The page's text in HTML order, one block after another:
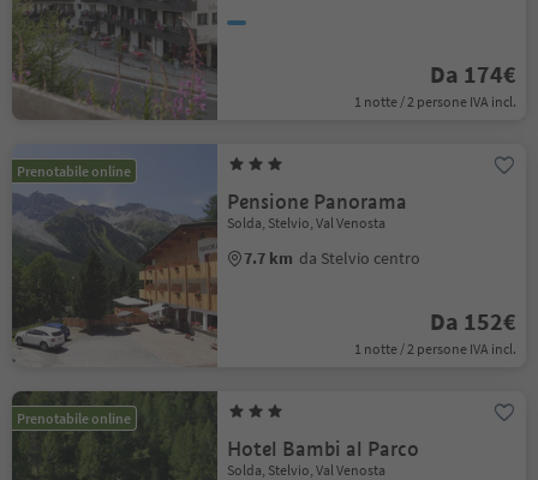
Da 174€
1 notte / 2 persone IVA incl.
Prenotabile online
Pensione Panorama
Solda, Stelvio, Val Venosta
7.7 km da Stelvio centro
Da 152€
1 notte / 2 persone IVA incl.
Prenotabile online
Hotel Bambi al Parco
Solda, Stelvio, Val Venosta